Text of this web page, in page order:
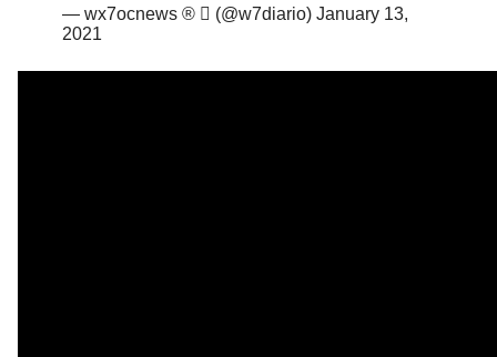
— wx7ocnews ®  (@w7diario) January 13,
2021